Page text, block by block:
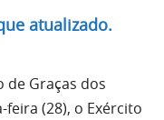
atualizado.
de Graças dos
(28), o Exército